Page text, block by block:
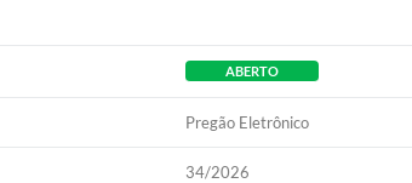
ABERTO
Pregão Eletrônico
34/2026